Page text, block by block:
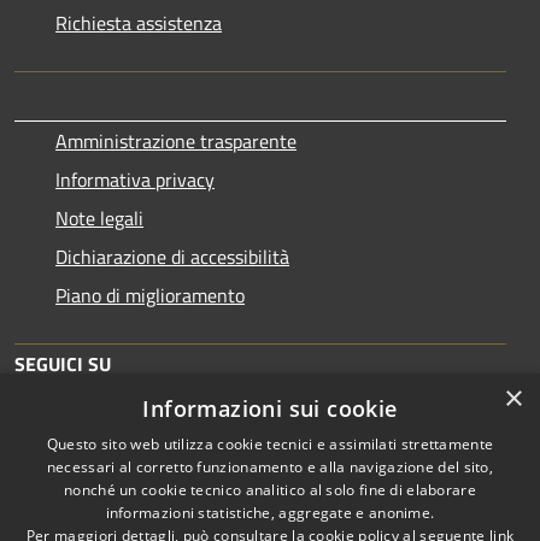
Richiesta assistenza
Amministrazione trasparente
Informativa privacy
Note legali
Dichiarazione di accessibilità
Piano di miglioramento
SEGUICI SU
RSS
Copyright © 2026 • Comune di
×
Informazioni sui cookie
Questo sito web utilizza cookie tecnici e assimilati strettamente
necessari al corretto funzionamento e alla navigazione del sito,
nonché un cookie tecnico analitico al solo fine di elaborare
informazioni statistiche, aggregate e anonime.
Per maggiori dettagli, può consultare la cookie policy al seguente link